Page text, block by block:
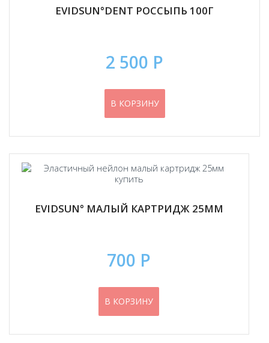
EVIDSUN°DENT РОССЫПЬ 100Г
2 500 Р
В КОРЗИНУ
EVIDSUN° МАЛЫЙ КАРТРИДЖ 25ММ
700 Р
В КОРЗИНУ